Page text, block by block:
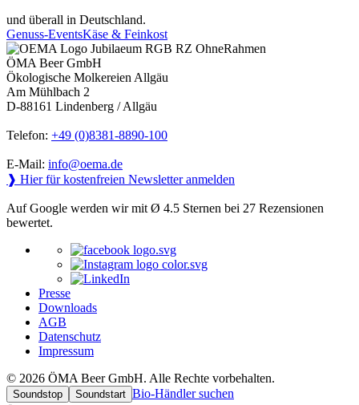
und überall in Deutschland.
Genuss-EventsKäse & Feinkost
ÖMA Beer GmbH
Ökologische Molkereien Allgäu
Am Mühlbach 2
D-88161 Lindenberg / Allgäu
Telefon: +49 (0)8381-8890-100
E-Mail: info@oema.de
❱ Hier für kostenfreien Newsletter anmelden
Auf Google werden wir mit Ø 4.5 Sternen bei 27 Rezensionen
bewertet.
Presse
Downloads
AGB
Datenschutz
Impressum
© 2026 ÖMA Beer GmbH. Alle Rechte vorbehalten.
Soundstop Soundstart Bio-Händler suchen